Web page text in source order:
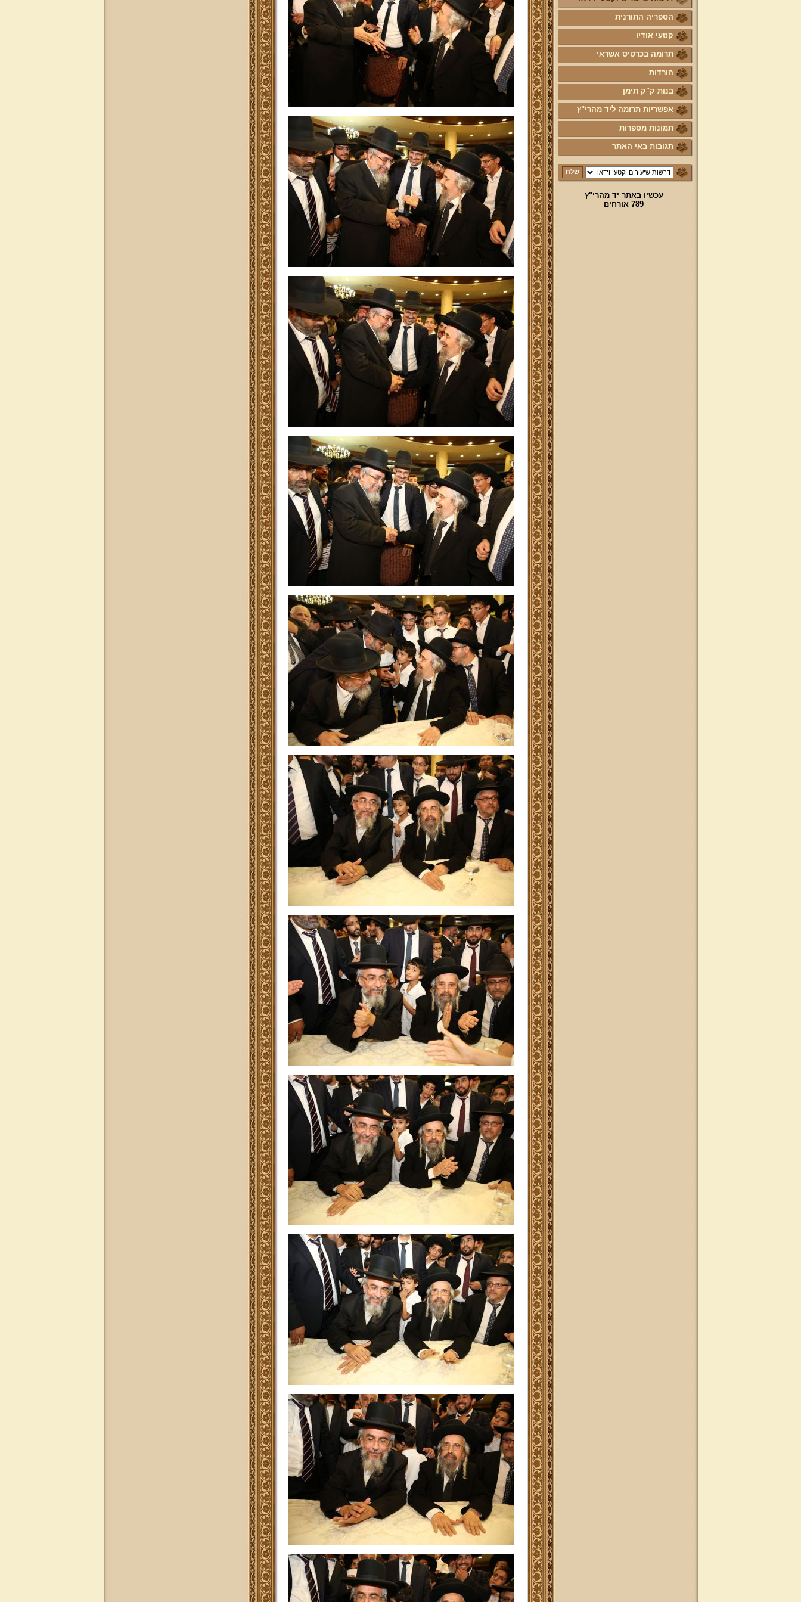
טופס הוראת קבע
לוח לימוד "עמוד יומי" בספר הזוהר
הקדוש
קול קורא לעמוד על משמר מסורת
ק"ק תימן יע"א וחיזוקה
פרשת השבוע להאזנה מאת החזן
ה"ה יהודה דהרי הי"ו
הרשמה לקהילת מהרי"ץ
נוספו קטעי וידאו
השיעור השבועי
הבהרת מרן שליט"א על השיעור
השבועי בכתב מול הנשמע
פרויקט הכנסת ספרי מרן שליט"א
פרויקט הכנסת מאמרי מרן שליט"א
הספריה התורנית
קטעי אודיו
תרומה בכרטיס אשראי
הורדות
בנות ק"ק תימן
אפשריות תרומה ליד מהרי"ץ
תמונות מספרות
תגובות באי האתר
עכשיו באתר יד מהרי"ץ
789 אורחים